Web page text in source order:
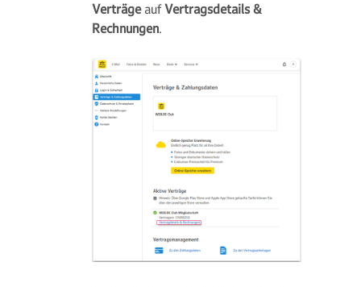
VerträgeaufVertragsdetails &
Rechnungen.